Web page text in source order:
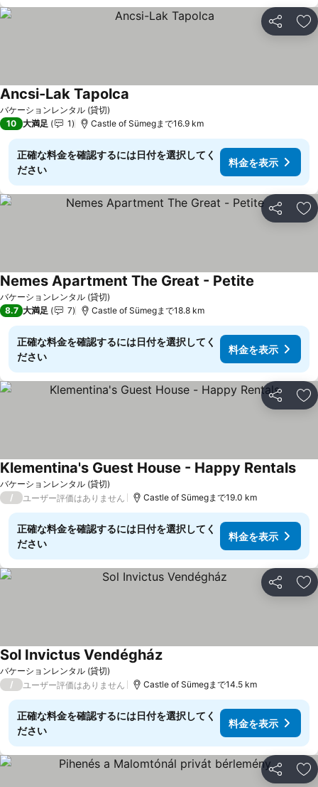
シェア お
バケーションレンタル (貸切)
Ancsi-Lak Tapolca
10 大満足 1 Castle of Sümegまで16.9 km
正確な料金を確認するには日付を選択してく
ださい
料金を表示
シェア お
バケーションレンタル (貸切)
Nemes Apartment The Great - Petite
8.7 大満足 7 Castle of Sümegまで18.8 km
正確な料金を確認するには日付を選択してく
ださい
料金を表示
シェア お
バケーションレンタル (貸切)
Klementina's Guest House - Happy Rentals
/ ユーザー評価はありません Castle of Sümegまで19.0 km
正確な料金を確認するには日付を選択してく
ださい
料金を表示
シェア お
バケーションレンタル (貸切)
Sol Invictus Vendégház
/ ユーザー評価はありません Castle of Sümegまで14.5 km
正確な料金を確認するには日付を選択してく
ださい
料金を表示
シェア お